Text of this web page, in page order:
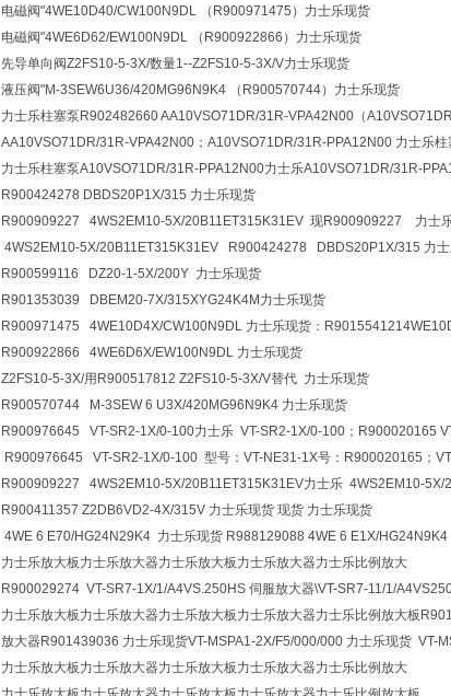
电磁阀"4WE10D40/CW100N9DL （R900971475）力士乐现货
电磁阀"4WE6D62/EW100N9DL （R900922866）力士乐现货
先导单向阀Z2FS10-5-3X/数量1--Z2FS10-5-3X/V力士乐现货
液压阀"M-3SEW6U36/420MG96N9K4 （R900570744）力士乐现货
力士乐柱塞泵R902482660 AA10VSO71DR/31R-VPA42N00（
AA10VSO71DR/31R-VPA42N00；A10VSO71DR/31R-PPA12N00 力士乐
力士乐柱塞泵A10VSO71DR/31R-PPA12N00力士乐A10VSO71DR/31R-
R900424278 DBDS20P1X/315 力士乐现货
R900909227 4WS2EM10-5X/20B11ET315K31EV 现R900909227 力士
4WS2EM10-5X/20B11ET315K31EV R900424278 DBDS20P1X/315 力
R900599116 DZ20-1-5X/200Y 力士乐现货
R901353039 DBEM20-7X/315XYG24K4M力士乐现货
R900971475 4WE10D4X/CW100N9DL 力士乐现货：R901554121
R900922866 4WE6D6X/EW100N9DL 力士乐现货
Z2FS10-5-3X/用R900517812 Z2FS10-5-3X/V替代 力士乐现货
R900570744 M-3SEW 6 U3X/420MG96N9K4 力士乐现货
R900976645 VT-SR2-1X/0-100力士乐 VT-SR2-1X/0-100；R900020165
R900976645 VT-SR2-1X/0-100 型号：VT-NE31-1X号：R900020165；
R900909227 4WS2EM10-5X/20B11ET315K31EV力士乐 4WS2EM10-5X/
R900411357 Z2DB6VD2-4X/315V 力士乐现货 现货 力士乐现货
4WE 6 E70/HG24N29K4 力士乐现货 R988129088 4WE 6 E1X/
力士乐放大板力士乐放大器力士乐放大板力士乐放大器力士乐比例放大
R900029274 VT-SR7-1X/1/A4VS.250HS 伺服放大器\VT-SR7-11/1/
力士乐放大板力士乐放大器力士乐放大板力士乐放大器力士乐比例放大板
放大器R901439036 力士乐现货VT-MSPA1-2X/F5/000/000 力士乐现货 VT-
力士乐放大板力士乐放大器力士乐放大板力士乐放大器力士乐比例放大